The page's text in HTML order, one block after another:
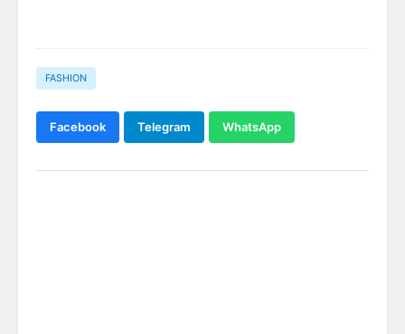
FASHION
Facebook Telegram WhatsApp